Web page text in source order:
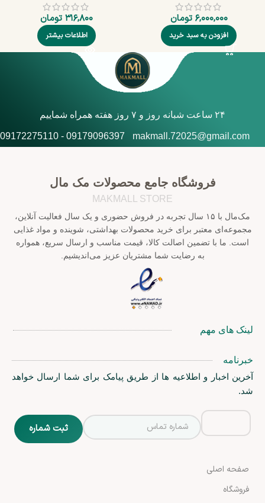
۶,۰۰۰,۰۰۰ تومان
افزودن به سبد خرید
۳۱۶,۸۰۰ تومان
اطلاعات بیشتر
۲۴ ساعت شبانه روز و ۷ روز هفته همراه شماییم
makmall.72025@gmail.com
09179096397 - 09172275110
فروشگاه جامع محصولات مک مال
MAKMALL STORE
مک‌مال با ۱۵ سال تجربه در فروش حضوری و یک سال فعالیت آنلاین،
مجموعه‌ای معتبر برای خرید محصولات بهداشتی، شوینده و مواد غذایی
است. ما با تضمین اصالت کالا، قیمت مناسب و ارسال سریع، همواره
به رضایت شما مشتریان عزیز می‌اندیشیم.
لینک های مهم
خبرنامه
آخرین اخبار و اطلاعیه ها از طریق پیامک برای شما ارسال خواهد
شد.
صفحه اصلی
فروشگاه